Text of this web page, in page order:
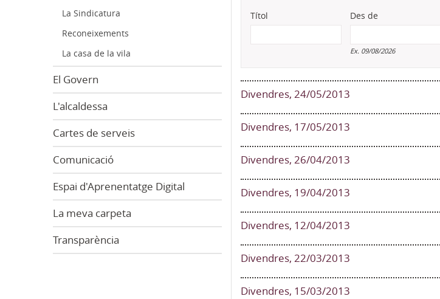
La Sindicatura
Reconeixements
La casa de la vila
El Govern
L'alcaldessa
Cartes de serveis
Comunicació
Espai d'Aprenentatge Digital
La meva carpeta
Transparència
Títol
Des de
Ex. 09/08/2026
Divendres, 24/05/2013
Divendres, 17/05/2013
Divendres, 26/04/2013
Divendres, 19/04/2013
Divendres, 12/04/2013
Divendres, 22/03/2013
Divendres, 15/03/2013